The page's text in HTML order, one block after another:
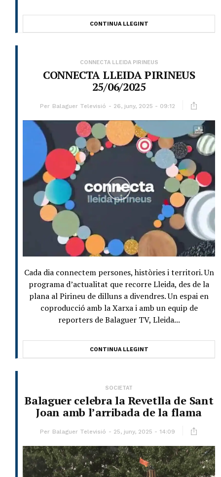
CONTINUA LLEGINT
CONNECTA LLEIDA PIRINEUS
CONNECTA LLEIDA PIRINEUS
25/06/2025
Per Balaguer Televisió 26, juny, 2025 - 09:12
Cada dia connectem persones, històries i territori. Un
programa d’actualitat que recorre Lleida, des de la
plana al Pirineu de dilluns a divendres. Un espai en
coproducció amb la Xarxa i amb un equip de
reporters de Balaguer TV, Lleida...
CONTINUA LLEGINT
SOCIETAT
Balaguer celebra la Revetlla de Sant
Joan amb l’arribada de la flama
Per Balaguer Televisió 25, juny, 2025 - 14:09